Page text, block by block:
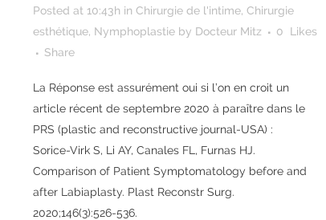
Posted at 10:43h in Chirurgie de l'intime, Chirurgie
esthétique, Nymphoplastie by Docteur Mitz 0
Likes
Share
La Réponse est assurément oui si l’on en croit un
article récent de septembre 2020 à paraître dans le
PRS (plastic and reconstructive journal-USA) :
Sorice-Virk S, Li AY, Canales FL, Furnas HJ.
Comparison of Patient Symptomatology before and
after Labiaplasty. Plast Reconstr Surg.
2020;146(3):526-536.